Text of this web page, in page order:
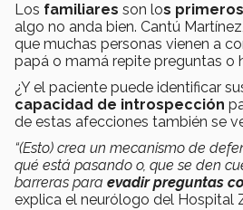
Los familiares son los
algo no anda bien. Cantú
que muchas personas vienen a
papá o mamá repite preguntas o
¿Y el paciente puede identificar
capacidad de introspección
de estas afecciones también se
“(Esto) crea un mecanismo de
qué está pasando o, que se den
barreras para evadir preguntas
explica el neurólogo del Hospital